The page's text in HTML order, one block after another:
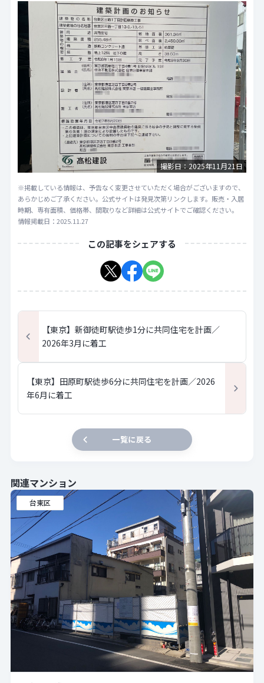
撮影日：2025年11月21日
※掲載している情報は、予告なく変更させていただく場合がございますので、
あらかじめご了承ください。公式サイトは発見次第リンクします。販売・入居
時期、専有面積、価格帯、間取りなど詳細は公式サイトでご確認ください。
情報掲載日：2025.11.27
この記事をシェアする
【東京】新御徒町駅徒歩1分に共同住宅を計画／
2026年3月に着工
【東京】田原町駅徒歩6分に共同住宅を計画／2026
年6月に着工
一覧に戻る
関連マンション
台東区